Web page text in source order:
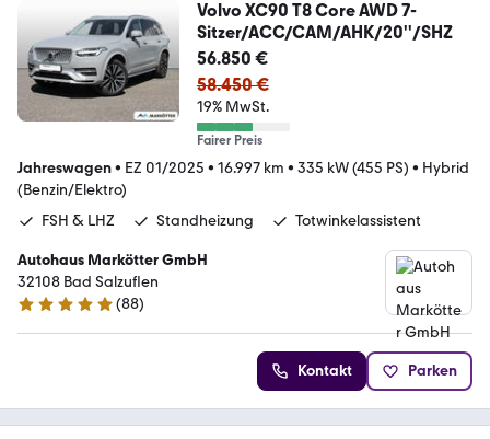
Volvo XC90 T8 Core AWD 7-
Sitzer/ACC/CAM/AHK/20''/SHZ
56.850 €
58.450 €
19% MwSt.
Fairer Preis
Jahreswagen• EZ 01/2025 • 16.997 km • 335 kW (455 PS) • Hybrid
(Benzin/Elektro)
FSH & LHZ
Standheizung Totwinkelassistent
Autohaus Markötter GmbH
32108 Bad Salzuflen
5 Sterne
(88)
Kontakt Parken